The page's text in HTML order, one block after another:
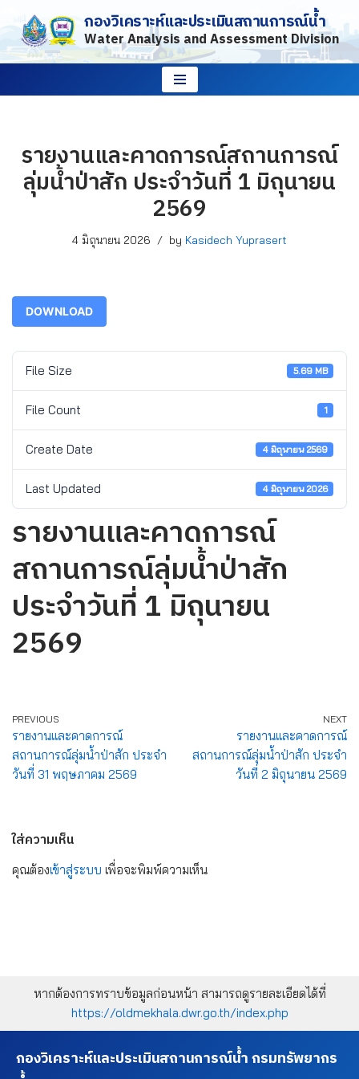
Skip
to
กองวิเคราะห์และประเมินสถานการณ์น้ำ
Water Analysis and Assessment Division
รายงานและคาดการณ์สถานการณ์
ลุ่มน้ำป่าสัก ประจำวันที่ 1 มิถุนายน
2569
4 มิถุนายน 2026 by Kasidech Yuprasert
DOWNLOAD
File Size 5.69 MB
File Count 1
Create Date 4 มิถุนายน 2569
Last Updated 4 มิถุนายน 2026
รายงานและคาดการณ์
สถานการณ์ลุ่มน้ำป่าสัก
ประจำวันที่ 1 มิถุนายน
2569
PREVIOUS
รายงานและคาดการณ์
สถานการณ์ลุ่มน้ำป่าสัก ประจำ
วันที่ 31 พฤษภาคม 2569
NEXT
รายงานและคาดการณ์
สถานการณ์ลุ่มน้ำป่าสัก ประจำ
วันที่ 2 มิถุนายน 2569
ใส่ความเห็น
คุณต้องเข้าสู่ระบบ เพื่อจะพิมพ์ความเห็น
หากต้องการทราบข้อมูลก่อนหน้า สามารถดูรายละเอียดได้ที่
https://oldmekhala.dwr.go.th/index.php
กองวิเคราะห์และประเมินสถานการณ์น้ำ กรมทรัพยากร